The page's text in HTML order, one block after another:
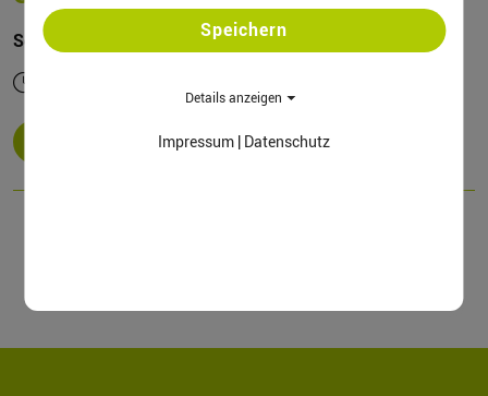
Schrille Street Art, Murals und lokale Graffiti-Kunst
Speichern
Details anzeigen
Impressum Datenschutz